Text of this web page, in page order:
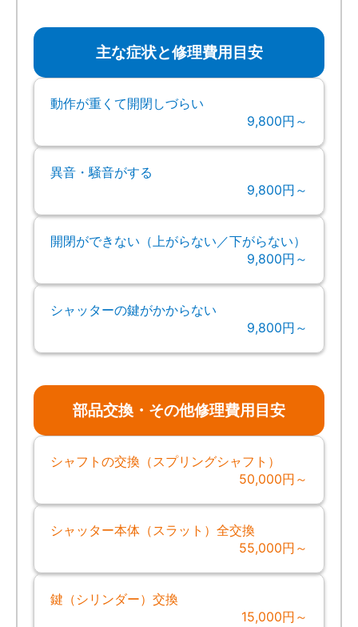
主な症状と修理費用目安
動作が重くて開閉しづらい
9,800円～
異音・騒音がする
9,800円～
開閉ができない（上がらない／下がらない）
9,800円～
シャッターの鍵がかからない
9,800円～
部品交換・その他修理費用目安
シャフトの交換（スプリングシャフト）
50,000円～
シャッター本体（スラット）全交換
55,000円～
鍵（シリンダー）交換
15,000円～